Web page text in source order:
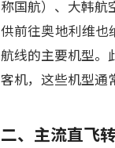
称国航）、大韩航
供前往奥地利维也
航线的主要机型。
客机，这些机型通
二、主流直飞